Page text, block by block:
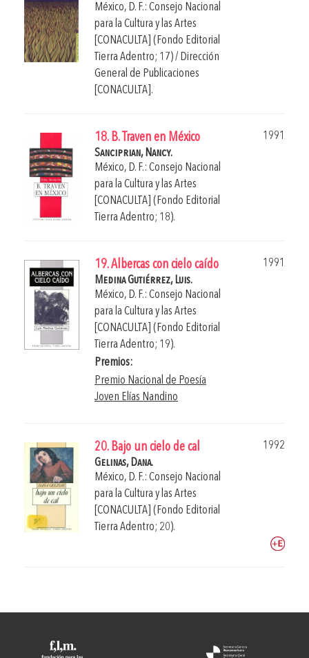
México, D. F.: Consejo Nacional
para la Cultura y las Artes
[CONACULTA] (Fondo Editorial
Tierra Adentro; 17) / Dirección
General de Publicaciones
[CONACULTA].
18. B. Traven en México
1991
Sanciprian, Nancy.
México, D. F.: Consejo Nacional
para la Cultura y las Artes
[CONACULTA] (Fondo Editorial
Tierra Adentro; 18).
19. Albercas con cielo caído
1991
Medina Gutiérrez, Luis.
México, D. F.: Consejo Nacional
para la Cultura y las Artes
[CONACULTA] (Fondo Editorial
Tierra Adentro; 19).
Premios:
Premio Nacional de Poesía
Joven Elías Nandino
20. Bajo un cielo de cal
1992
Gelinas, Dana.
México, D. F.: Consejo Nacional
para la Cultura y las Artes
[CONACULTA] (Fondo Editorial
Tierra Adentro; 20).